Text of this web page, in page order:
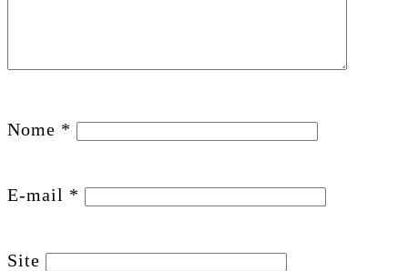
Nome *
E-mail *
Site